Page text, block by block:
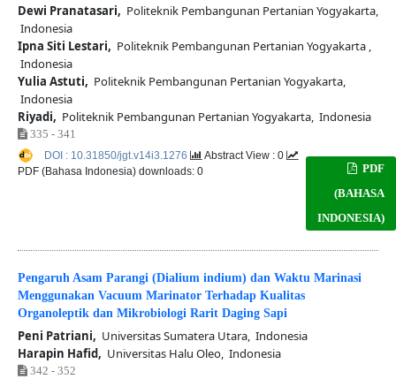
Dewi Pranatasari, Politeknik Pembangunan Pertanian Yogyakarta,
Indonesia
Ipna Siti Lestari, Politeknik Pembangunan Pertanian Yogyakarta ,
Indonesia
Yulia Astuti, Politeknik Pembangunan Pertanian Yogyakarta,
Indonesia
Riyadi, Politeknik Pembangunan Pertanian Yogyakarta, Indonesia
335 - 341
PDF
(BAHASA
INDONESIA)
DOI : 10.31850/jgt.v14i3.1276
Abstract View : 0
PDF (Bahasa Indonesia) downloads: 0
Pengaruh Asam Parangi (Dialium indium) dan Waktu Marinasi
Menggunakan Vacuum Marinator Terhadap Kualitas
Organoleptik dan Mikrobiologi Rarit Daging Sapi
Peni Patriani, Universitas Sumatera Utara, Indonesia
Harapin Hafid, Universitas Halu Oleo, Indonesia
342 - 352